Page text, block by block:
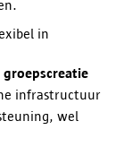
in
infrastructuur
wel